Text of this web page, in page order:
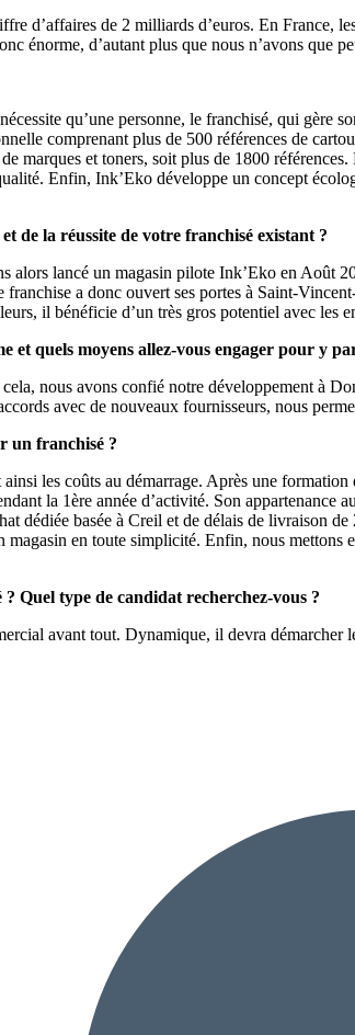
d’affaires de 2 milliards d’euros. En France,
énorme, d’autant plus que nous n’avons que
qu’une personne, le franchisé, qui gère
comprenant plus de 500 références de
marques et toners, soit plus de 1800
Enfin, Ink’Eko développe un concept
de la réussite de votre franchisé existant ?
alors lancé un magasin pilote Ink’Eko en Août
a donc ouvert ses portes à Saint-
il bénéficie d’un très gros potentiel avec les
et quels moyens allez-vous engager pour y
nous avons confié notre développement à
avec de nouveaux fournisseurs, nous
un franchisé ?
les coûts au démarrage. Après une
la 1ère année d’activité. Son
dédiée basée à Creil et de délais de livraison
en toute simplicité. Enfin, nous
Quel type de candidat recherchez-vous ?
avant tout. Dynamique, il devra